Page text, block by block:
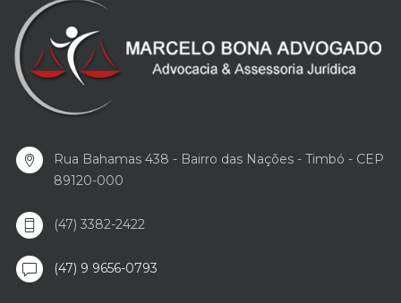
Rua Bahamas 438 - Bairro das Nações - Timbó - CEP
89120-000
(47) 3382-2422
(47) 9 9656-0793